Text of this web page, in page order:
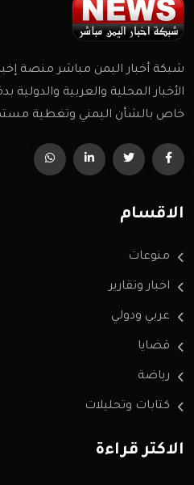
شبكة أخبار اليمن مباشر منصة
الأخبار المحلية والعربية
خاص بالشأن اليمني وتغطية
الاقسام
منوعات
اخبار وتقارير
عربي ودولي
قضايا
رياضة
كتابات وتحليلات
الاكثر قراءة